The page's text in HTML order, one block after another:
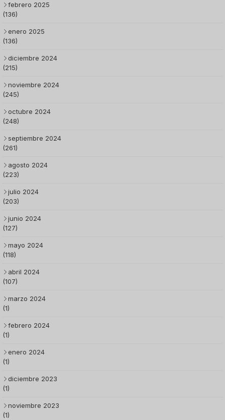
febrero 2025
(136)
enero 2025
(136)
diciembre 2024
(215)
noviembre 2024
(245)
octubre 2024
(248)
septiembre 2024
(261)
agosto 2024
(223)
julio 2024
(203)
junio 2024
(127)
mayo 2024
(118)
abril 2024
(107)
marzo 2024
(1)
febrero 2024
(1)
enero 2024
(1)
diciembre 2023
(1)
noviembre 2023
(1)